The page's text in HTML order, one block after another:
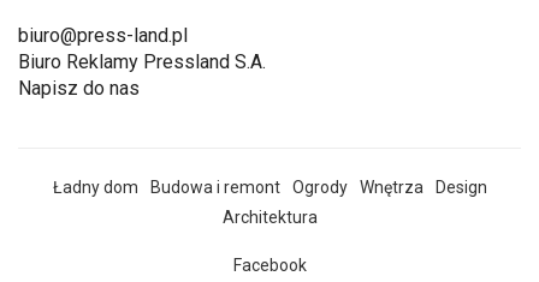
biuro@press-land.pl
Biuro Reklamy Pressland S.A.
Napisz do nas
Ładny dom Budowa i remont Ogrody Wnętrza
Design
Architektura
Facebook